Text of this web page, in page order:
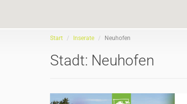
Start Inserate Neuhofen
Stadt: Neuhofen